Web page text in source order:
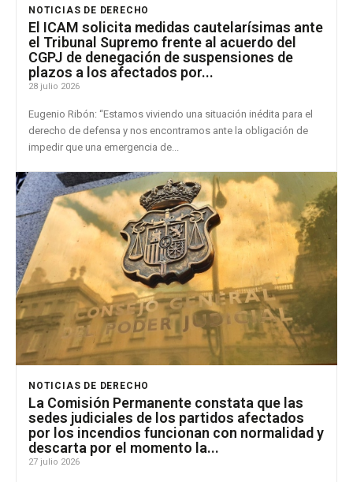
NOTICIAS DE DERECHO
El ICAM solicita medidas cautelarísimas ante
el Tribunal Supremo frente al acuerdo del
CGPJ de denegación de suspensiones de
plazos a los afectados por...
28 julio 2026
Eugenio Ribón: “Estamos viviendo una situación inédita para el
derecho de defensa y nos encontramos ante la obligación de
impedir que una emergencia de...
NOTICIAS DE DERECHO
La Comisión Permanente constata que las
sedes judiciales de los partidos afectados
por los incendios funcionan con normalidad y
descarta por el momento la...
27 julio 2026